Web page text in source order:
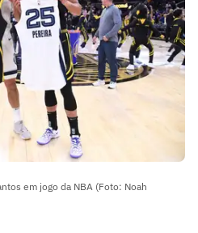
em jogo da NBA (Foto: Noah